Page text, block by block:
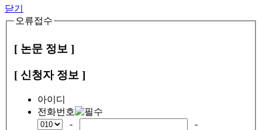
닫기
오류접수
[ 논문 정보 ]
[ 신청자 정보 ]
아이디
전화번호
-
-